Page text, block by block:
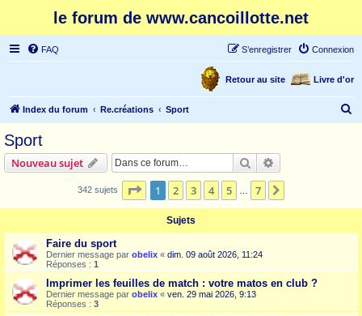
le forum de www.cancoillotte.net
FAQ Connexion
S’enregistrer
Livre d'or
Retour au site
Index du forum Re.créations Sport
Sport
Nouveau sujet Rechercher
342 sujets Page 1sur7
1 2 3 4 5 7
Sujets
Faire du sport
Dernier message par obelix « dim. 09 août 2026, 11:24
Réponses : 1
Imprimer les feuilles de match : votre matos en club ?
Dernier message par obelix « ven. 29 mai 2026, 9:13
Réponses : 3